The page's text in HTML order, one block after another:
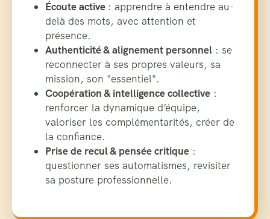
Écoute active : apprendre à entendre au-
delà des mots, avec attention et
présence.
Authenticité & alignement personnel : se
reconnecter à ses propres valeurs, sa
mission, son "essentiel".
Coopération & intelligence collective :
renforcer la dynamique d’équipe,
valoriser les complémentarités, créer de
la confiance.
Prise de recul & pensée critique :
questionner ses automatismes, revisiter
sa posture professionnelle.